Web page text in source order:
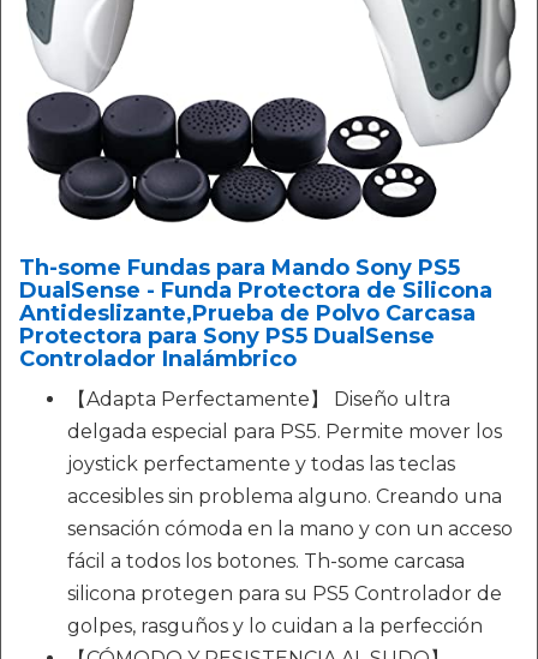
Th-some Fundas para Mando Sony PS5
DualSense - Funda Protectora de Silicona
Antideslizante,Prueba de Polvo Carcasa
Protectora para Sony PS5 DualSense
Controlador Inalámbrico
【Adapta Perfectamente】 Diseño ultra
delgada especial para PS5. Permite mover los
joystick perfectamente y todas las teclas
accesibles sin problema alguno. Creando una
sensación cómoda en la mano y con un acceso
fácil a todos los botones. Th-some carcasa
silicona protegen para su PS5 Controlador de
golpes, rasguños y lo cuidan a la perfección